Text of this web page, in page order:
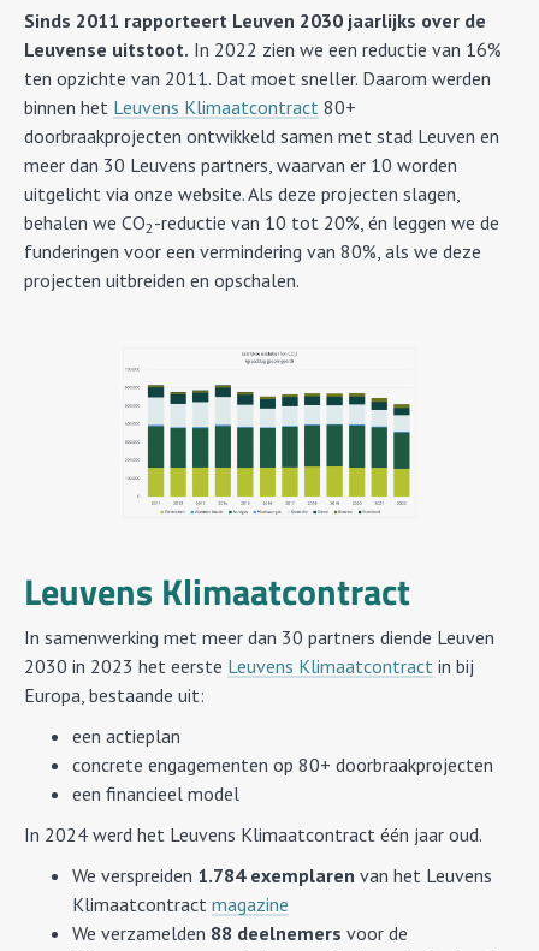
Sinds 2011 rapporteert Leuven 2030 jaarlijks over de
Leuvense uitstoot. In 2022 zien we een reductie van 16%
ten opzichte van 2011. Dat moet sneller. Daarom werden
binnen het Leuvens Klimaatcontract 80+
doorbraakprojecten ontwikkeld samen met stad Leuven en
meer dan 30 Leuvens partners, waarvan er 10 worden
uitgelicht via onze website. Als deze projecten slagen,
behalen we CO2-reductie van 10 tot 20%, én leggen we de
funderingen voor een vermindering van 80%, als we deze
projecten uitbreiden en opschalen.
Leuvens Klimaatcontract
In samenwerking met meer dan 30 partners diende Leuven
2030 in 2023 het eerste Leuvens Klimaatcontract in bij
Europa, bestaande uit:
een actieplan
concrete engagementen op 80+ doorbraakprojecten
een financieel model
In 2024 werd het Leuvens Klimaatcontract één jaar oud.
We verspreiden 1.784 exemplaren van het Leuvens
Klimaatcontract magazine
We verzamelden 88 deelnemers voor de